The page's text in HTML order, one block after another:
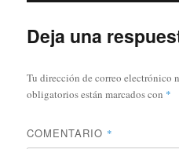
Deja una
Tu dirección de correo electrónico
obligatorios están marcados con *
COMENTARIO *